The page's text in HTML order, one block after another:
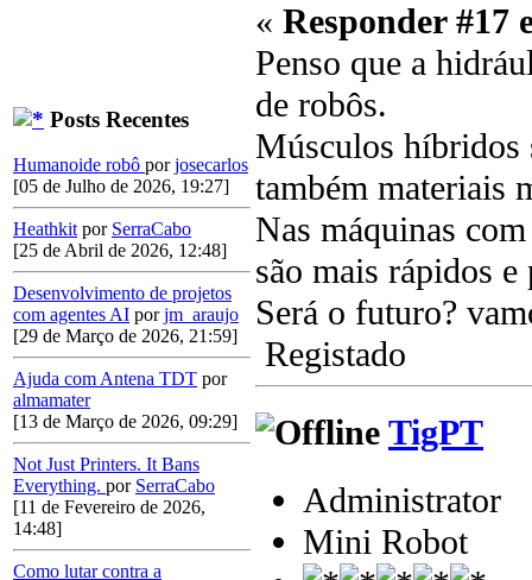
Posts Recentes
Humanoide robô porjosecarlos
[05 de Julho de 2026, 19:27]
Heathkit por SerraCabo
[25 de Abril de 2026, 12:48]
Desenvolvimento de projetos
com agentes AI porjm_araujo
[29 de Março de 2026, 21:59]
Ajuda com Antena TDT por
almamater
[13 de Março de 2026, 09:29]
Not Just Printers. It Bans
Everything. por SerraCabo
[11 de Fevereiro de 2026,
14:48]
Como lutar contra a
« Responder #17
Penso que a
de robôs.
Músculos híbridos
também materiais
Nas máquinas
são mais rápidos e
Será o futuro?
Registado
TigPT
Administrator
Mini Robot